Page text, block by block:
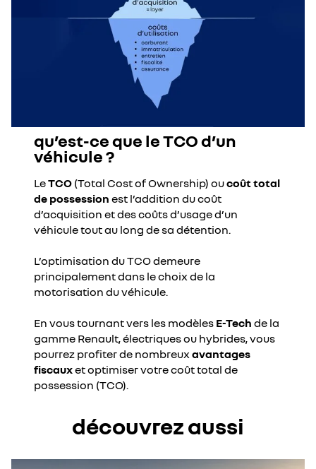
qu’est-ce que le TCO d’un
véhicule ?
LeTCO (Total Cost of Ownership) oucoût total
de possession est l’addition du coût
d’acquisition et des coûts d’usage d’un
véhicule tout au long de sa détention.
L’optimisation du TCO demeure
principalement dans le choix de la
motorisation du véhicule.
En vous tournant vers les modèles E-Tech de la
gamme Renault, électriques ou hybrides, vous
pourrez profiter de nombreux avantages
fiscauxet optimiser votre coût total de
possession (TCO).
découvrez aussi